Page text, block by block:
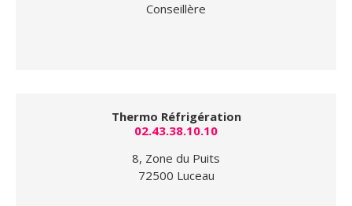
Conseillère
Thermo Réfrigération
02.43.38.10.10
8, Zone du Puits
72500 Luceau